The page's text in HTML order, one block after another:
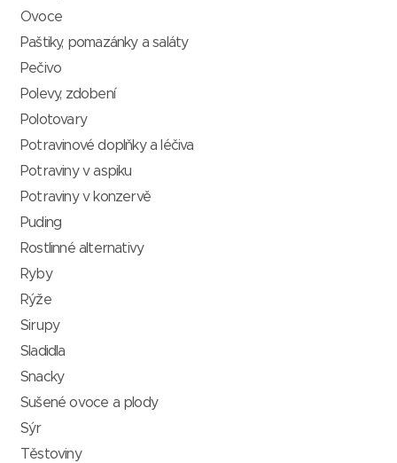
Ovoce
Paštiky, pomazánky a saláty
Pečivo
Polevy, zdobení
Polotovary
Potravinové doplňky a léčiva
Potraviny v aspiku
Potraviny v konzervě
Puding
Rostlinné alternativy
Ryby
Rýže
Sirupy
Sladidla
Snacky
Sušené ovoce a plody
Sýr
Těstoviny